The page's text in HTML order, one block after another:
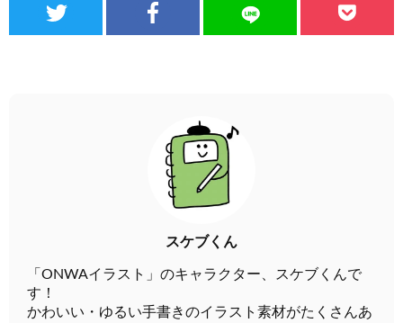
スケブくん
「ONWAイラスト」のキャラクター、スケブくんで
す！
かわいい・ゆるい手書きのイラスト素材がたくさんあ